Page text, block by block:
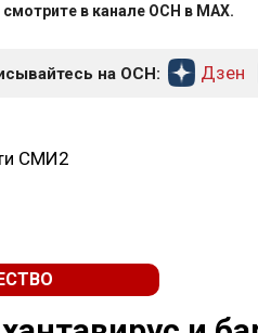
в канале ОСН в MAX.
на ОСН: Дзен
СМИ2